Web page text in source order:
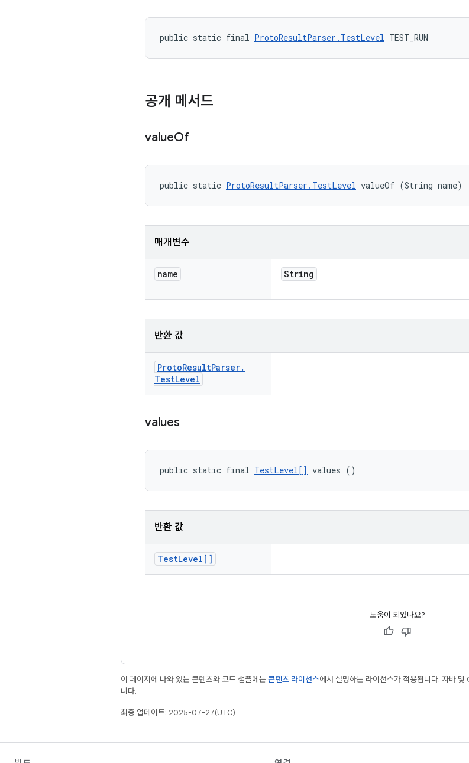
public static final ProtoResultParser.TestLevel TEST_RUN
공개 메서드
valueOf
public static ProtoResultParser.TestLevel valueOf (String name)
매개변수
name String
반환 값
ProtoResultParser.
TestLevel
values
public static final TestLevel[] values ()
반환 값
TestLevel[]
도움이 되었나요?
이 페이지에 나와 있는 콘텐츠와 코드 샘플에는 콘텐츠 라이선스에서 설명하는 라이선스가 적용됩니다. 자바
니다.
최종 업데이트: 2025-07-27(UTC)